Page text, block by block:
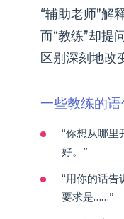
“辅助老师”解
而“教练”却提
区别深刻地改
一些教练的语
“你想从哪里
好。”
“用你的话告
要求是……”